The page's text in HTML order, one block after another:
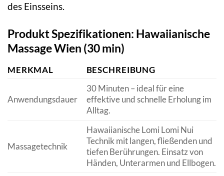
des Einsseins.
Produkt Spezifikationen: Hawaiianische
Massage Wien (30 min)
MERKMAL BESCHREIBUNG
Anwendungsdauer
30 Minuten – ideal für eine
effektive und schnelle Erholung im
Alltag.
Massagetechnik
Hawaiianische Lomi Lomi Nui
Technik mit langen, fließenden und
tiefen Berührungen. Einsatz von
Händen, Unterarmen und Ellbogen.